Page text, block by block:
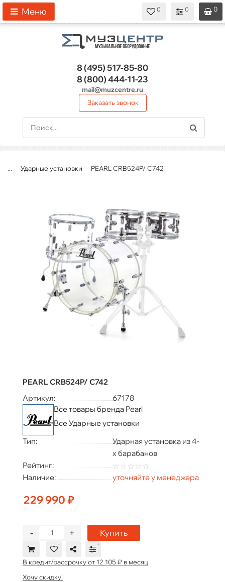
0
0
0
Меню
8 (495)517-85-80
8 (800)444-11-23
mail@muzcentre.ru
Заказать звонок
... Ударные установки PEARL CRB524P/ C742
PEARL CRB524P/ C742
Артикул:
67178
Все товары бренда Pearl
Все Ударные установки
Тип:
Ударная установка из 4-
х барабанов
Рейтинг:
Наличие:
уточняйте у менеджера
229 990 ₽
+
- Купить
В кредит/рассрочку от 12 105 ₽ в месяц
Хочу скидку!